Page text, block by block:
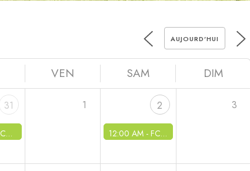
AUJOURD’HUI
VEN SAM DIM
31
CCAS - Soirée Halloween
1 2
12:00 AM -FC Collines - Karaoké
3